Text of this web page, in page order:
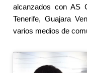
alcanzados con AS
Tenerife, Guajara
varios medios de